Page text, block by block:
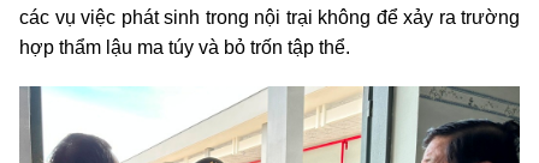
các vụ việc phát sinh trong nội trại không để xảy ra trường
hợp thẩm lậu ma túy và bỏ trốn tập thể.